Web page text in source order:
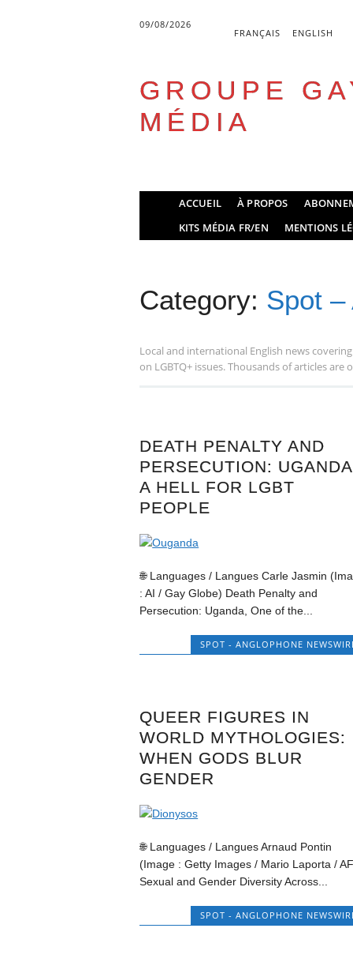
09/08/2026
FRANÇAIS ENGLISH
GROUPE
MÉDIA
Main menu
ACCUEIL À PROPOS
KITS MÉDIA FR/EN
MENTIONS
Category: Spot –
Local and international English news
on LGBTQ+ issues. Thousands of articles
DEATH PENALTY AND
PERSECUTION:
A HELL FOR LGBT
PEOPLE
🌐 Languages / Langues Carle Jasmin
: AI / Gay Globe) Death Penalty and
Persecution: Uganda, One of the...
SPOT - ANGLOPHONE
QUEER FIGURES IN
WORLD MYTHOLOGIES:
WHEN GODS BLUR
GENDER
🌐 Languages / Langues Arnaud Pontin
(Image : Getty Images / Mario Laporta /
Sexual and Gender Diversity Across...
SPOT - ANGLOPHONE